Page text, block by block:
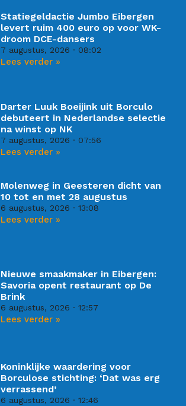
Statiegeldactie Jumbo Eibergen
levert ruim 400 euro op voor WK-
droom DCE-dansers
7 augustus, 2026 08:02
Lees verder »
Darter Luuk Boeijink uit Borculo
debuteert in Nederlandse selectie
na winst op NK
7 augustus, 2026 07:56
Lees verder »
Molenweg in Geesteren dicht van
10 tot en met 28 augustus
6 augustus, 2026 13:08
Lees verder »
Nieuwe smaakmaker in Eibergen:
Savoria opent restaurant op De
Brink
6 augustus, 2026 12:57
Lees verder »
Koninklijke waardering voor
Borculose stichting: ‘Dat was erg
verrassend’
6 augustus, 2026 12:46